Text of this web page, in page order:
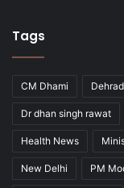
Tags
CM Dhami
Dr dhan singh rawat
Health News
New Delhi PM